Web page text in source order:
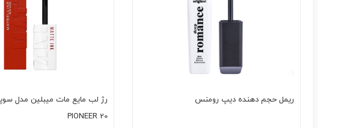
ریمل حجم دهنده دیپ رومنس
رژ لب مایع مات میبلین مدل
PIONEER 20